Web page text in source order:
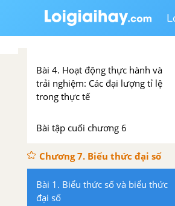
Bài 2. Đại lượng tỉ lệ thuận
Bài 3. Đại lượng tỉ lệ nghịch
Bài 4. Hoạt động thực hành và
trải nghiệm: Các đại lượng tỉ lệ
trong thực tế
Bài tập cuối chương 6
Chương 7. Biểu thức đại số
Bài 1. Biểu thức số và biểu thức
đại số